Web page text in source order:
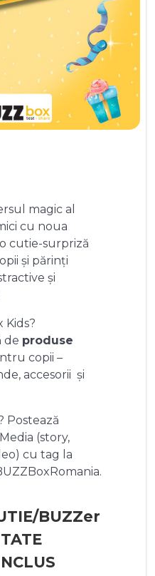
magic al
cu noua
cutie-surpriză
și părinți
și
Kids?
de produse
copii –
accesorii și
Postează
(story,
cu tag la
BUZZer